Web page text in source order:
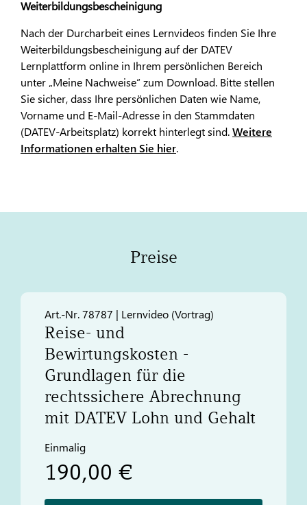
Weiterbildungsbescheinigung
Nach der Durcharbeit eines Lernvideos finden Sie Ihre
Weiterbildungsbescheinigung auf der DATEV
Lernplattform online in Ihrem persönlichen Bereich
unter „Meine Nachweise“ zum Download. Bitte stellen
Sie sicher, dass Ihre persönlichen Daten wie Name,
Vorname und E-Mail-Adresse in den Stammdaten
(DATEV-Arbeitsplatz) korrekt hinterlegt sind.Weitere
Informationen erhalten Sie hier.
Preise
Art.-Nr. 78787 | Lernvideo (Vortrag)
Reise- und
Bewirtungskosten -
Grundlagen für die
rechtssichere Abrechnung
mit DATEV Lohn und Gehalt
Einmalig
190,00 €